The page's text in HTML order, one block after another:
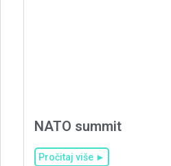
NATO summit
Pročitaj više ►